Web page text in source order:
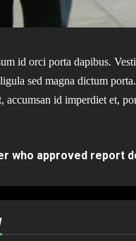
id orci porta dapibus.
sed magna dictum
accumsan id imperdiet et,
who approved report